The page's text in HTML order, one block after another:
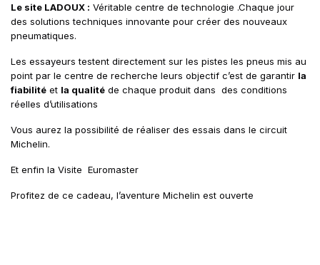
Le site LADOUX : Véritable centre de technologie .Chaque jour
des solutions techniques innovante pour créer des nouveaux
pneumatiques.
Les essayeurs testent directement sur les pistes les pneus mis au
point par le centre de recherche leurs objectif c’est de garantir la
fiabilité et la qualité de chaque produit dans des conditions
réelles d’utilisations
Vous aurez la possibilité de réaliser des essais dans le circuit
Michelin.
Et enfin la Visite Euromaster
Profitez de ce cadeau, l’aventure Michelin est ouverte